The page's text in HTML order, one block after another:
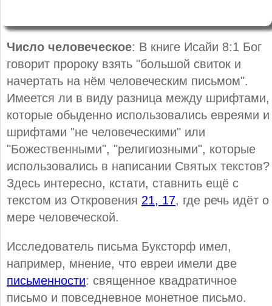
Число человеческое: В книге Исайи 8:1 Бог
говорит пророку взять "большой свиток и
начертать на нём человеческим письмом".
Имеется ли в виду разница между шрифтами,
которые обыденно использовались евреями и
шрифтами "не человеческими" или
"Божественными", "религиозными", которые
использовались в написании Святых текстов?
Здесь интересно, кстати, ставнить ещё с
текстом из Откровения 21, 17, где речь идёт о
мере человеческой.
Исследователь письма Буксторф имел,
например, мнение, что евреи имели две
письменности: священное квадратичное
письмо и повседневное монетное письмо.